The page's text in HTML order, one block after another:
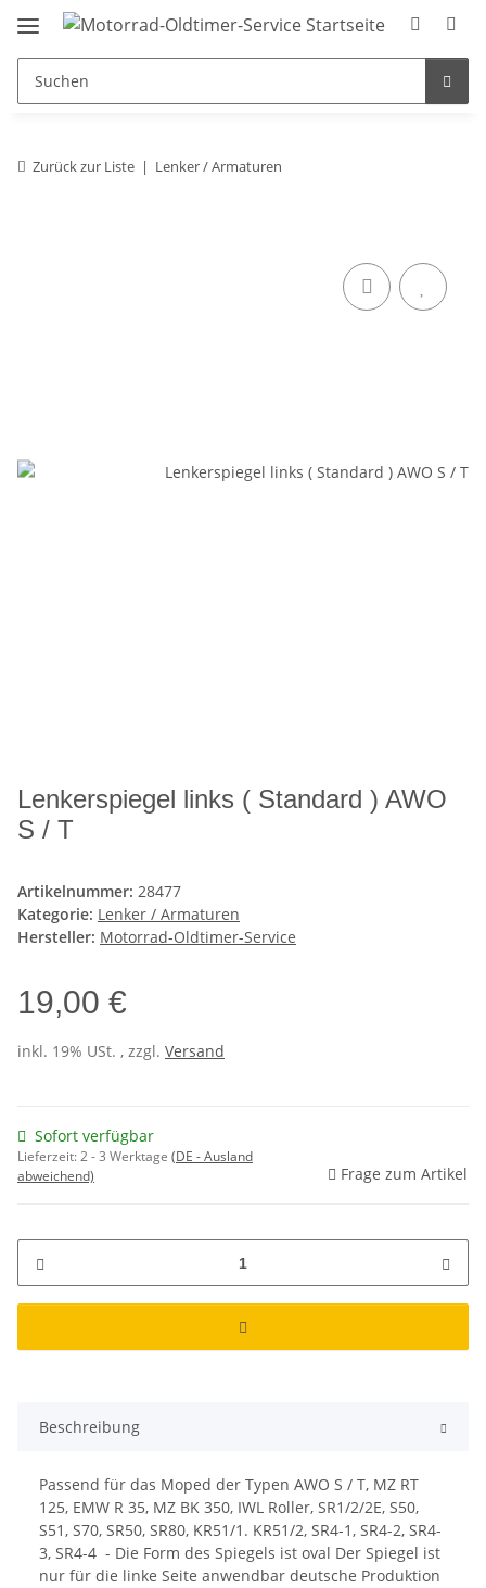
Zurück zur Liste Lenker / Armaturen
Lenkerspiegel links ( Standard ) AWO
S / T
Artikelnummer: 28477
Kategorie: Lenker / Armaturen
Hersteller: Motorrad-Oldtimer-Service
19,00 €
inkl. 19% USt. , zzgl. Versand
Sofort verfügbar
Lieferzeit:2 - 3 Werktage (DE - Ausland
abweichend)
Frage zum Artikel
Beschreibung
Passend für das Moped der Typen AWO S / T, MZ RT
125, EMW R 35, MZ BK 350, IWL Roller, SR1/2/2E, S50,
S51, S70, SR50, SR80, KR51/1. KR51/2, SR4-1, SR4-2, SR4-
3, SR4-4 - Die Form des Spiegels ist oval Der Spiegel ist
nur für die linke Seite anwendbar deutsche Produktion